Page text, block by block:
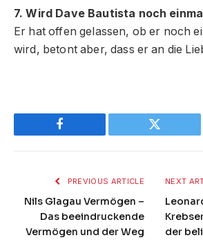
7. Wird Dave Bautista noch
Er hat offen gelassen, ob er noch
wird, betont aber, dass er an die
Facebook Twitter
PREVIOUS ARTICLE
Nils Glagau Vermögen –
Das beeindruckende
Vermögen und der Weg
NEXT
der